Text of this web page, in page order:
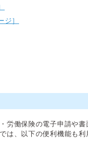
ジ］
労働保険の電子申請や
は、以下の便利機能も利